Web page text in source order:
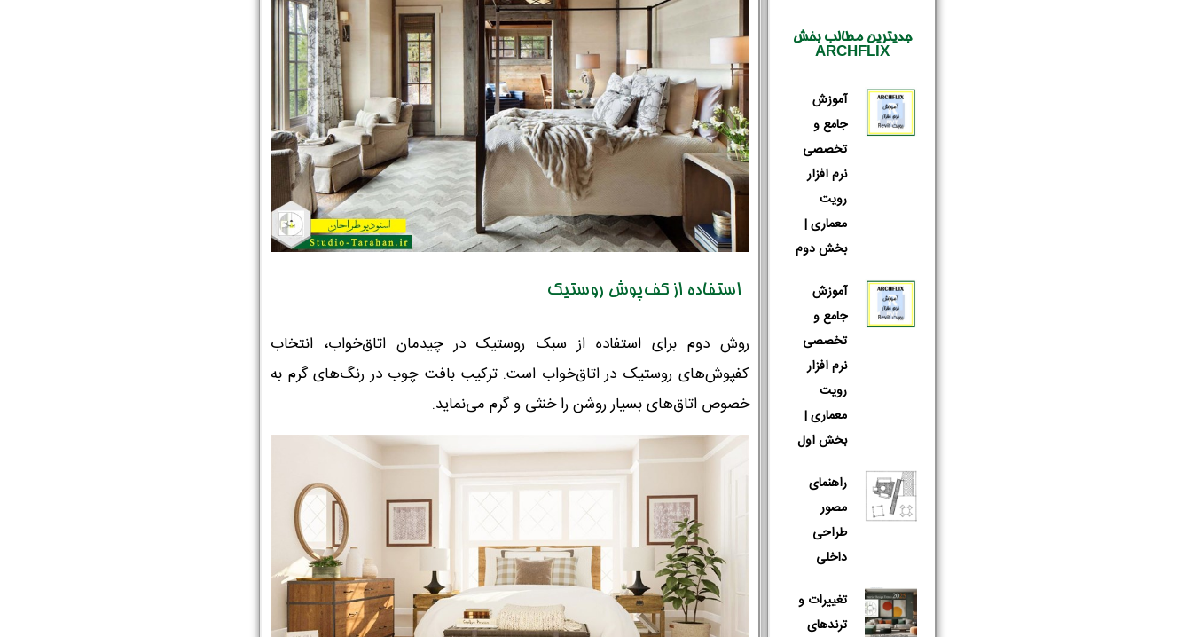
جدیترین مطالب بخش
ARCHFLIX
آموزش
جامع و
تخصصی
نرم افزار
رویت
معماری |
بخش دوم
آموزش
جامع و
تخصصی
نرم افزار
رویت
معماری |
بخش اول
راهنمای
مصور
طراحی
داخلی
تغییرات و
ترندهای
استفاده از کف‌پوش روستیک
روش دوم برای استفاده از سبک روستیک در چیدمان اتاق‌خواب، انتخاب
کفپوش‌های روستیک در اتاق‌خواب است. ترکیب بافت چوب در رنگ‌های گرم به
خصوص اتاق‌های بسیار روشن را خنثی و گرم می‌نماید.